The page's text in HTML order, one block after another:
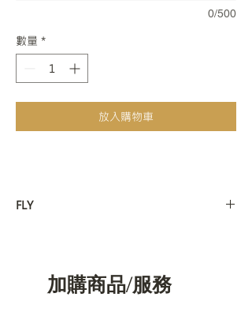
0/500
數量 *
放入購物車
FLY
加購商品/服務